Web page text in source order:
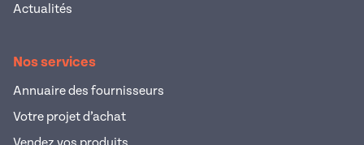
Actualités
Nos services
Annuaire des fournisseurs
Votre projet d’achat